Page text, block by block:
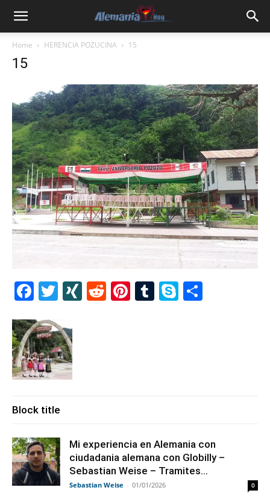
Home HERENCIA POZUCINA 15
15
Facebook
Twitter
XINGReddit
Pinterest
Tumblr
Skype
Block title
Mi experiencia en Alemania con
ciudadania alemana con Globilly –
Sebastian Weise – Tramites...
Sebastian Weise - 01/01/2026 0